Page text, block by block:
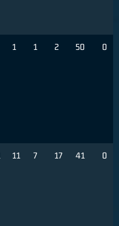
1 1 2 50 0
11 7 17 41 0